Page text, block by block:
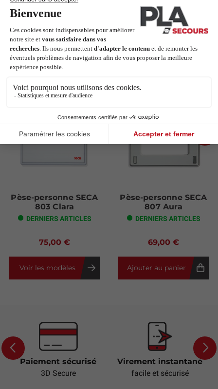
Garantie: 3 ans
Articles complémentaires
Pèse-personne SECA
803 Clara
DERNIERS ARTICLES
75,00 €
Voir les modèles
Pèse-personne SECA
807 Aura
DERNIERS ARTICLES
69,00 €
Ajouter au panier
Next
Previous
Paiement sécurisé
3D Secure
Virement instantané
facile et sécurisé